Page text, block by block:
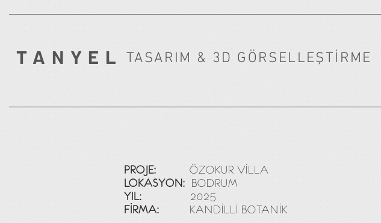
TANYELTASARIM & 3D GÖRSELLEŞTİRME
PROJE: ÖZOKUR VİLLA
LOKASYON: BODRUM
YIL:
2025
FİRMA:
KANDİLLİ BOTANİK